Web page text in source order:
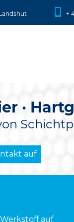
+
·
auf
auf